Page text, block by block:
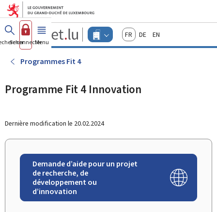
Aller au menu principal
Aller au contenu
Guichet.lu
Changer
d'espace
actif
FrançaisDeutschEnglish
Se connecterMenu principal
Programmes Fit 4
Programme Fit 4 Innovation
Dernière modification le 20.02.2024
Demande d’aide pour un projet
de recherche, de
développement ou
d’innovation